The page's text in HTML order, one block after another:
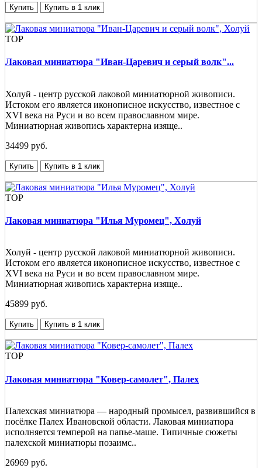
Купить Купить в 1 клик
TOP
Лаковая миниатюра "Иван-Царевич и серый волк"...
Холуй - центр русской лаковой миниатюрной живописи.
Истоком его является иконописное искусство, известное с
XVI века на Руси и во всем православном мире.
Миниатюрная живопись характерна изяще..
34499 руб.
Купить Купить в 1 клик
TOP
Лаковая миниатюра "Илья Муромец", Холуй
Холуй - центр русской лаковой миниатюрной живописи.
Истоком его является иконописное искусство, известное с
XVI века на Руси и во всем православном мире.
Миниатюрная живопись характерна изяще..
45899 руб.
Купить Купить в 1 клик
TOP
Лаковая миниатюра "Ковер-самолет", Палех
Палехская миниатюра — народный промысел, развившийся в
посёлке Палех Ивановской области. Лаковая миниатюра
исполняется темперой на папье-маше. Типичные сюжеты
палехской миниатюры позаимс..
26969 руб.